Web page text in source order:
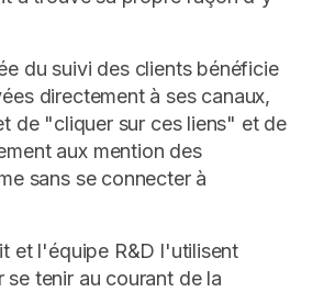
du suivi des clients bénéficie
directement à ses canaux,
de "cliquer sur ces liens" et de
aux mention des
sans se connecter à
et l'équipe R&D l'utilisent
se tenir au courant de la